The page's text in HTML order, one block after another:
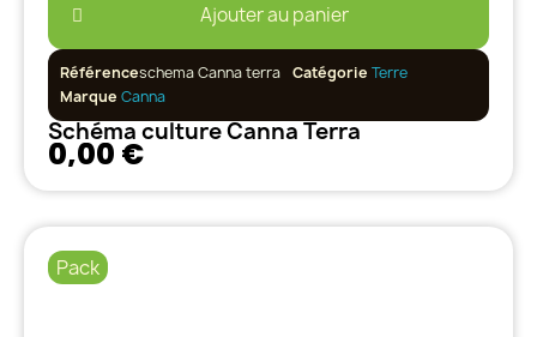
Ajouter au panier
Référenceschema Canna terra Catégorie Terre
Marque Canna
Schéma culture Canna Terra
0,00 €
Pack